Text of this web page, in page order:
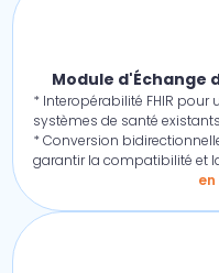
Module d'Échange
* Interopérabilité FHIR pour
systèmes de santé
* Conversion
garantir la compatibilité et